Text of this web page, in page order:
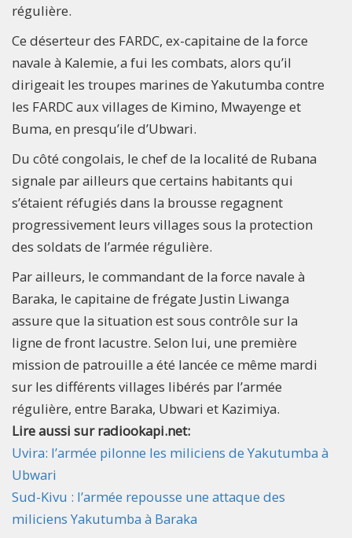
régulière.
Ce déserteur des FARDC, ex-capitaine de la force
navale à Kalemie, a fui les combats, alors qu’il
dirigeait les troupes marines de Yakutumba contre
les FARDC aux villages de Kimino, Mwayenge et
Buma, en presqu’ile d’Ubwari.
Du côté congolais, le chef de la localité de Rubana
signale par ailleurs que certains habitants qui
s’étaient réfugiés dans la brousse regagnent
progressivement leurs villages sous la protection
des soldats de l’armée régulière.
Par ailleurs, le commandant de la force navale à
Baraka, le capitaine de frégate Justin Liwanga
assure que la situation est sous contrôle sur la
ligne de front lacustre. Selon lui, une première
mission de patrouille a été lancée ce même mardi
sur les différents villages libérés par l’armée
régulière, entre Baraka, Ubwari et Kazimiya.
Lire aussi sur radiookapi.net:
Uvira: l’armée pilonne les miliciens de Yakutumba à
Ubwari
Sud-Kivu : l’armée repousse une attaque des
miliciens Yakutumba à Baraka